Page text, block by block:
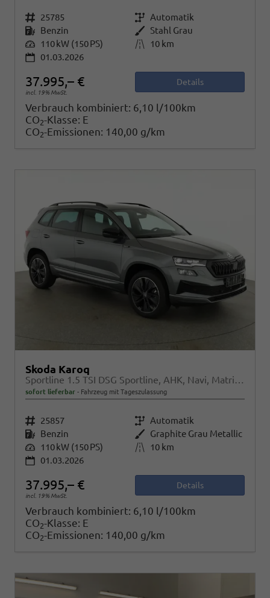
Fahrzeugnr. 25785 Getriebe Automatik
Kraftstoff Benzin Außenfarbe Stahl Grau
Leistung 110 kW (150 PS) Kilometerstand
10 km
01.03.2026
37.995,– €
incl. 19% MwSt.
Details
Verbrauch kombiniert: 6,10 l/100km
CO2-Klasse: E
CO2-Emissionen: 140,00 g/km
Skoda Karoq
Sportline 1.5 TSI DSG Sportline, AHK, Navi, Matrix, Kamera, el. Klappe, 5-J. Garantie
sofort lieferbar Fahrzeug mit Tageszulassung
Fahrzeugnr. 25857 Getriebe Automatik
Kraftstoff Benzin Außenfarbe Graphite Grau Metallic
Leistung 110 kW (150 PS) Kilometerstand
10 km
01.03.2026
37.995,– €
incl. 19% MwSt.
Details
Verbrauch kombiniert: 6,10 l/100km
CO2-Klasse: E
CO2-Emissionen: 140,00 g/km